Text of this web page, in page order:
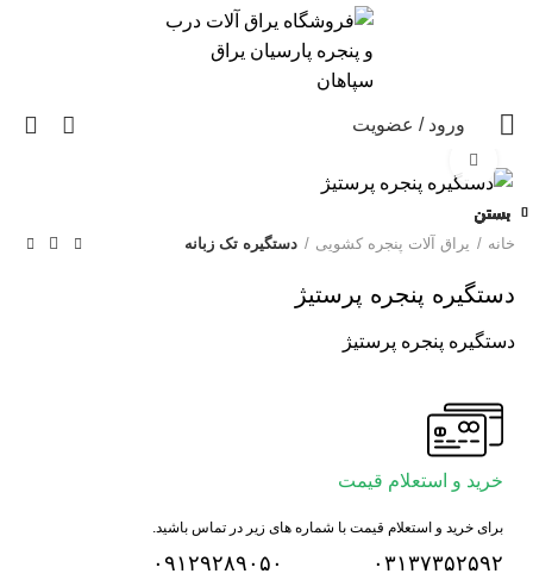
ورود / عضویت
خانه یراق آلات پنجره کشویی دستگیره تک زبانه
دستگیره پنجره پرستیژ
دستگیره پنجره پرستیژ
خرید و استعلام قیمت
برای خرید و استعلام قیمت با شماره های زیر در تماس باشید.
۰۳۱۳۷۳۵۲۵۹۲
۰۹۱۲۹۲۸۹۰۵۰
بستن
بستن
بستن
بستن
بستن
بستن
بستن
بستن